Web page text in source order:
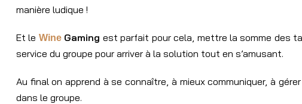
manière ludique !
Et le Wine Gaming est parfait pour cela, mettre la somme des
service du groupe pour arriver à la solution tout en s’amusant.
Au final on apprend à se connaître, à mieux communiquer, à
dans le groupe.